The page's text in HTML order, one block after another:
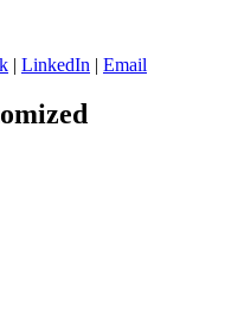
| LinkedIn | Email